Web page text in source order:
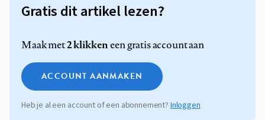
Gratis dit artikel lezen?
Maak met2 klikkeneen gratis account aan
ACCOUNT AANMAKEN
Heb je al een account of een abonnement? Inloggen